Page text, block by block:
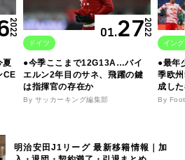
2022
夏
CE
01.272022
ドイツ
●今季ここまで12G13A…バイ
エルン2年目のサネ、飛躍の鍵
は指揮官の存在か
By サッカーキング編集部
イン
●最年
季欧
成し
By
明治安田J1リーグ 最新移籍情報｜加